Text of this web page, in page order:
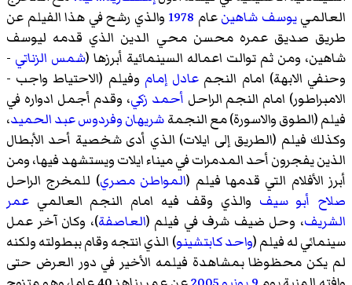
العالمييوسف شاهينعام 1978 والذي رشح في هذا الفيلم عن
طريق صديق عمره محسن محي الدين الذي قدمه ليوسف
شاهين، ومن ثم توالت اعماله السينمائية أبرزها (شمس الزناتي -
وحنفي الابهة) امام النجم عادل إمام وفيلم (الاحتياط واجب -
الامبراطور) امام النجم الراحل أحمد زكي، وقدم أجمل ادواره في
فيلم (الطوق والاسورة) مع النجمةشريهانوفردوس عبد الحميد،
وكذلك فيلم (الطريق إلى ايلات) الذي أدى شخصية أحد الأبطال
الذين يفجرون أحد المدمرات في ميناء ايلات ويستشهد فيها، ومن
أبرز الأفلام التي قدمها فيلم (المواطن مصري) للمخرج الراحل
صلاح أبو سيف والذي وقف فيه امام النجم العالمي عمر
الشريف، وحل ضيف شرف في فيلم (العاصفة)، وكان آخر عمل
سينمائي له فيلم (واحد كابتشينو) الذي انتجه وقام ببطولته ولكنه
لم يكن محظوظا بمشاهدة فيلمه الأخير في دور العرض حتى